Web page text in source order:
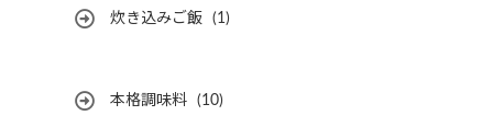
炊き込みご飯 (1)
本格調味料 (10)